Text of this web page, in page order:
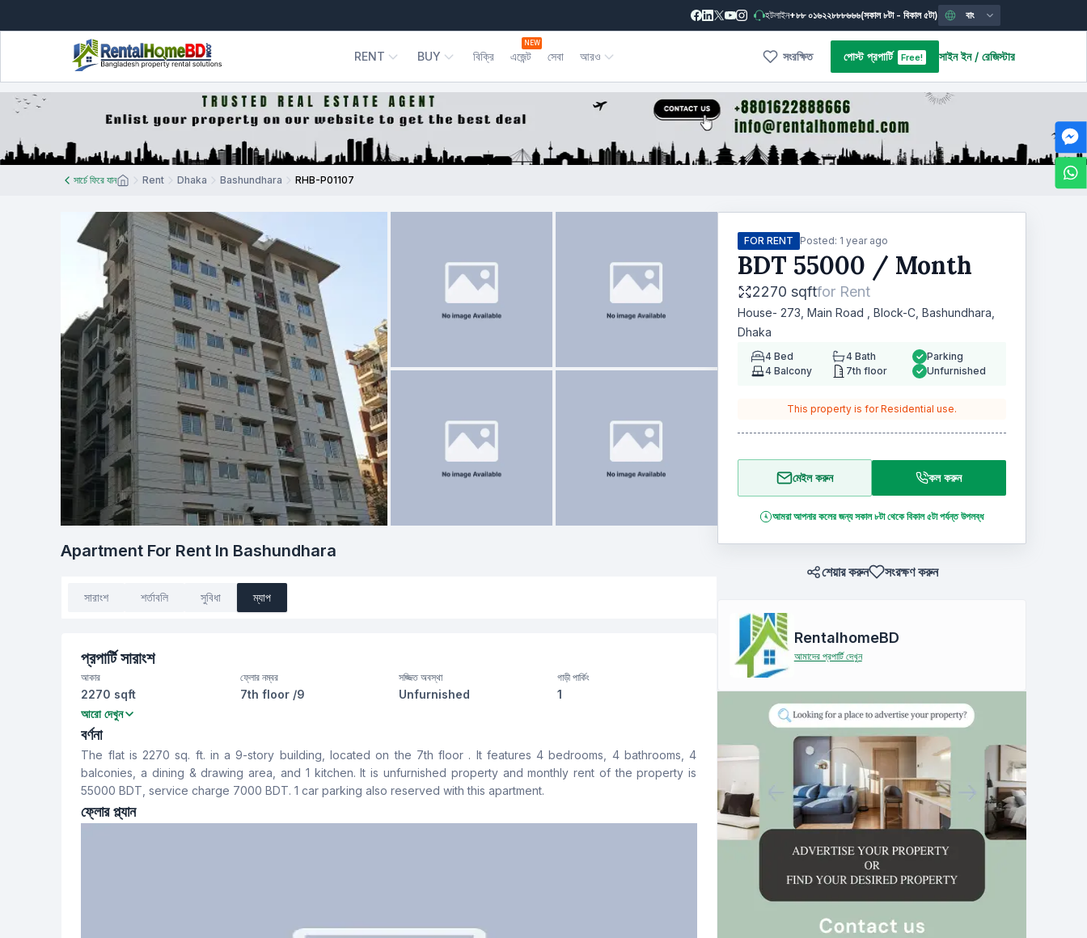
হটলাইন+৮৮ ০১৬২২৮৮৮৬৬৬(সকাল ৮টা - বিকাল ৫টা) বাং
RENT BUY বিক্রি এজেন্ট
NEW
সেবা আরও সংরক্ষিত পোস্ট প্রপার্টি Free! সাইন ইন / রেজিস্টার
সার্চে ফিরে যান Rent Dhaka Bashundhara RHB-P01107
Apartment For Rent In Bashundhara
সারাংশ শর্তাবলি সুবিধা ম্যাপ
প্রপার্টি সারাংশ
আকার
2270 sqft
ফ্লোর নম্বর
7th floor /9
সজ্জিত অবস্থা
Unfurnished
গাড়ী পার্কিং
1
বেডরুম
4
Yes 4 Tiled 1
সার্ভেন্ট রুম
আরো দেখুন
বর্ণনা
The flat is 2270 sq. ft. in a 9-story building, located on the 7th floor . It features 4 bedrooms, 4 bathrooms, 4
balconies, a dining & drawing area, and 1 kitchen. It is unfurnished property and monthly rent of the property is
55000 BDT, service charge 7000 BDT. 1 car parking also reserved with this apartment.
ফ্লোর প্ল্যান
FOR RENT Posted: 1 year ago
BDT 55000 / Month
2270 sqftfor Rent
House- 273, Main Road , Block-C, Bashundhara,
Dhaka
4 Bed 4 Bath
4 Balcony 7th floor
Parking
Unfurnished
This property is for Residential use.
মেইল করুন কল করুন
আমরা আপনার কলের জন্য সকাল ৮টা থেকে বিকাল ৫টা পর্যন্ত উপলব্ধ
শেয়ার করুন সংরক্ষণ করুন
RentalhomeBD
আমাদের প্রপার্টি দেখুন